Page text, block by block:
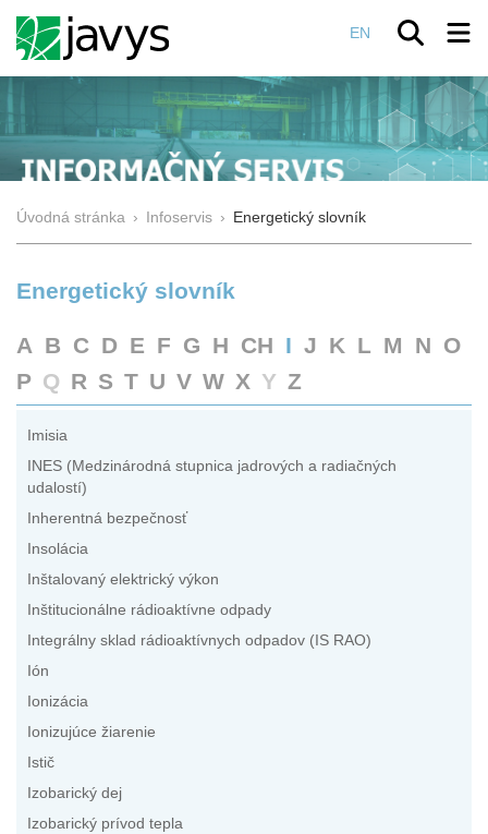
EN
Úvodná stránka › Infoservis › Energetický slovník
Energetický slovník
A B C D E F G H CH I J K L M N O
P Q R S T U V W X Y Z
Imisia
INES (Medzinárodná stupnica jadrových a radiačných
udalostí)
Inherentná bezpečnosť
Insolácia
Inštalovaný elektrický výkon
Inštitucionálne rádioaktívne odpady
Integrálny sklad rádioaktívnych odpadov (IS RAO)
Ión
Ionizácia
Ionizujúce žiarenie
Istič
Izobarický dej
Izobarický prívod tepla